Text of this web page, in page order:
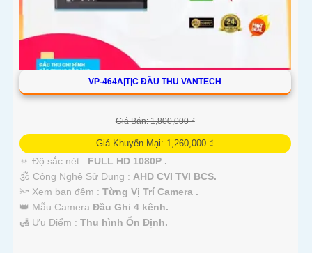
VP-464A|T|C ĐẦU THU VANTECH
Giá Bán: 1,800,000 ₫
Giá Khuyến Mại: 1,260,000 ₫
🔅 Độ sắc nét : FULL HD 1080P .
🕉️ Công Nghệ Sử Dụng : AHD CVI TVI BCS.
🔦 Xem ban đêm : Từng Vị Trí Camera .
👑 Mẫu Camera Đầu Ghi 4 kênh.
️🛃 Ưu Điểm : Thu hình Ổn Định.